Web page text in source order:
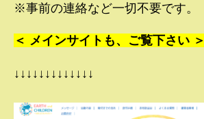
※事前の連絡など一切不要です。
＜ メインサイトも、ご覧下さい ＞
↓↓↓↓↓↓↓↓↓↓↓↓↓